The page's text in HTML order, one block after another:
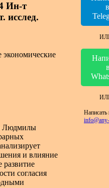
Ин-т
исслед.
Людмилы
и влияние
развитие
согласия
в
в
Написать